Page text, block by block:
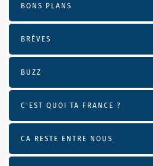
BONS PLANS
BRÈVES
BUZZ
C'EST QUOI TA FRANCE ?
CA RESTE ENTRE NOUS